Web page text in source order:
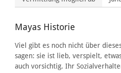
Mayas Historie
Viel gibt es noch nicht über
sagen: sie ist lieb, verspielt,
auch vorsichtig. Ihr